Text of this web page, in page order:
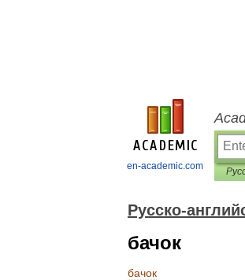
en-academic.com
Русско-
бачок
бачок